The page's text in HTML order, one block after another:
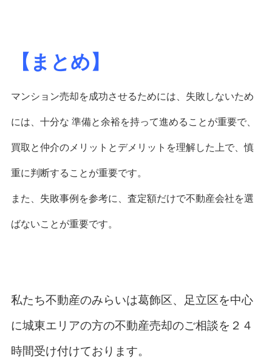
【まとめ】
マンション売却を成功させるためには、 失敗しないため
には、十分な 準備と余裕を持って進めることが重要で、
買取と仲介のメリットとデメリットを理解した上で、慎
重に判断することが重要です。
また、失敗事例を参考に、査定額だけで不動産会社を選
ばないことが重要です。
私たち不動産のみらいは葛飾区、足立区を中心
に城東エリアの方の不動産売却のご相談を２４
時間受け付けております。